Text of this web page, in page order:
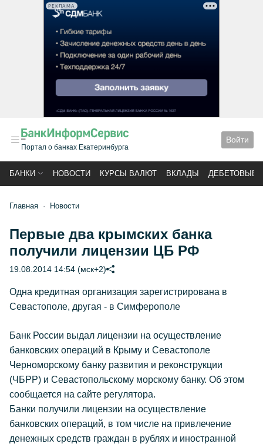
РЕКЛАМА
Портал о банках Екатеринбурга
Войти
БАНКИ НОВОСТИ КУРСЫ ВАЛЮТ ВКЛАДЫ ДЕБЕТОВЫЕ
Главная Новости
Первые два крымских банка
получили лицензии ЦБ РФ
19.08.2014 14:54 (мск+2)
Одна кредитная организация зарегистрирована в
Севастополе, другая - в Симферополе
Банк России выдал лицензии на осуществление
банковских операций в Крыму и Севастополе
Черноморскому банку развития и реконструкции
(ЧБРР) и Севастопольскому морскому банку. Об этом
сообщается на сайте регулятора.
Банки получили лицензии на осуществление
банковских операций, в том числе на привлечение
денежных средств граждан в рублях и иностранной